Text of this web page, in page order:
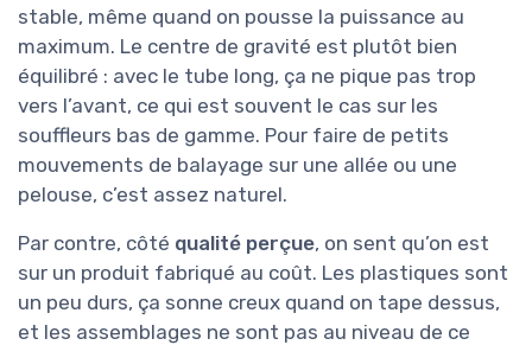
stable, même quand on pousse la puissance au
maximum. Le centre de gravité est plutôt bien
équilibré : avec le tube long, ça ne pique pas trop
vers l’avant, ce qui est souvent le cas sur les
souffleurs bas de gamme. Pour faire de petits
mouvements de balayage sur une allée ou une
pelouse, c’est assez naturel.
Par contre, côté qualité perçue, on sent qu’on est
sur un produit fabriqué au coût. Les plastiques sont
un peu durs, ça sonne creux quand on tape dessus,
et les assemblages ne sont pas au niveau de ce